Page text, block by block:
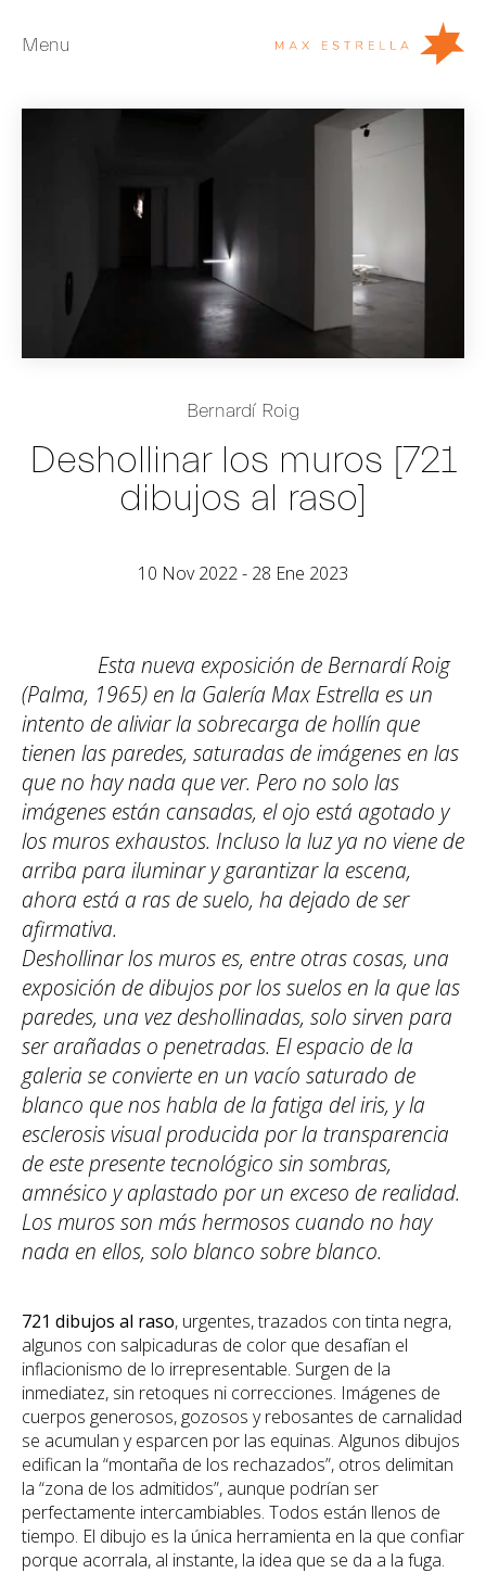
Menu
Noticias
Young Collectors
Acerca de
Bernardí Roig
Deshollinar los muros [721
dibujos al raso]
10 Nov 2022 - 28 Ene 2023
Esta nueva exposición de Bernardí Roig
(Palma, 1965) en la Galería Max Estrella es un
intento de aliviar la sobrecarga de hollín que
tienen las paredes, saturadas de imágenes en las
que no hay nada que ver. Pero no solo las
imágenes están cansadas, el ojo está agotado y
los muros exhaustos. Incluso la luz ya no viene de
arriba para iluminar y garantizar la escena,
ahora está a ras de suelo, ha dejado de ser
afirmativa.
Deshollinar los muros es, entre otras cosas, una
exposición de dibujos por los suelos en la que las
paredes, una vez deshollinadas, solo sirven para
ser arañadas o penetradas. El espacio de la
galeria se convierte en un vacío saturado de
blanco que nos habla de la fatiga del iris, y la
esclerosis visual producida por la transparencia
de este presente tecnológico sin sombras,
amnésico y aplastado por un exceso de realidad.
Los muros son más hermosos cuando no hay
nada en ellos, solo blanco sobre blanco.
721 dibujos al raso, urgentes, trazados con tinta negra,
algunos con salpicaduras de color que desafían el
inflacionismo de lo irrepresentable. Surgen de la
inmediatez, sin retoques ni correcciones. Imágenes de
cuerpos generosos, gozosos y rebosantes de carnalidad
se acumulan y esparcen por las equinas. Algunos dibujos
edifican la “montaña de los rechazados”, otros delimitan
la “zona de los admitidos”, aunque podrían ser
perfectamente intercambiables. Todos están llenos de
tiempo. El dibujo es la única herramienta en la que confiar
porque acorrala, al instante, la idea que se da a la fuga.